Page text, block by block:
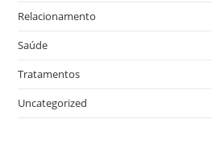
Relacionamento
Saúde
Tratamentos
Uncategorized